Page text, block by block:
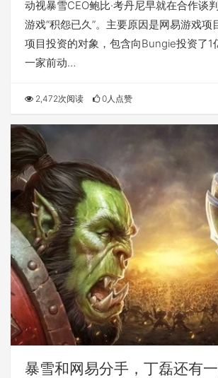
动视暴雪CEO鲍比·考丹尼早就在合作谈
游戏“积怨已久”。主要原因是网易游戏项
项目投资的对象，包含向Bungie投资了1
一家前动…
2,472次阅读 0人点赞
暴雪和网易分手，丁磊还有